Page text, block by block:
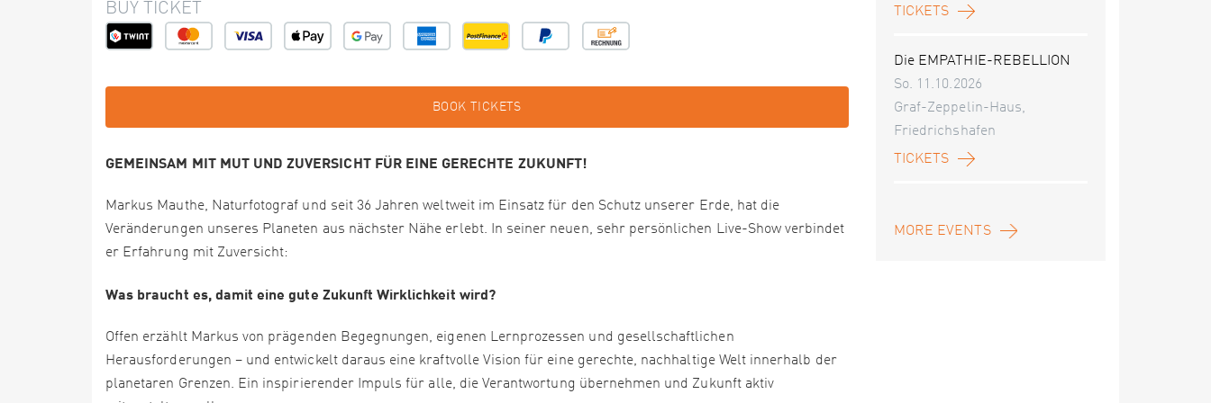
BUY TICKET
BOOK TICKETS
GEMEINSAM MIT MUT UND ZUVERSICHT FÜR EINE GERECHTE ZUKUNFT!
Markus Mauthe, Naturfotograf und seit 36 Jahren weltweit im Einsatz für den Schutz unserer Erde, hat die
Veränderungen unseres Planeten aus nächster Nähe erlebt. In seiner neuen, sehr persönlichen Live-Show verbindet
er Erfahrung mit Zuversicht:
Was braucht es, damit eine gute Zukunft Wirklichkeit wird?
Offen erzählt Markus von prägenden Begegnungen, eigenen Lernprozessen und gesellschaftlichen
Herausforderungen – und entwickelt daraus eine kraftvolle Vision für eine gerechte, nachhaltige Welt innerhalb der
planetaren Grenzen. Ein inspirierender Impuls für alle, die Verantwortung übernehmen und Zukunft aktiv
TICKETS
Die EMPATHIE-REBELLION
So. 11.10.2026
Graf-Zeppelin-Haus,
Friedrichshafen
TICKETS
MORE EVENTS